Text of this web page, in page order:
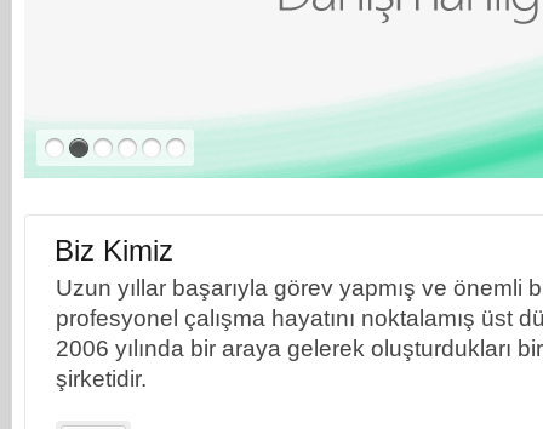
Biz Kimiz
Uzun yıllar başarıyla görev yapmış ve önemli
profesyonel çalışma hayatını noktalamış üst
2006 yılında bir araya gelerek oluşturdukları
şirketidir.